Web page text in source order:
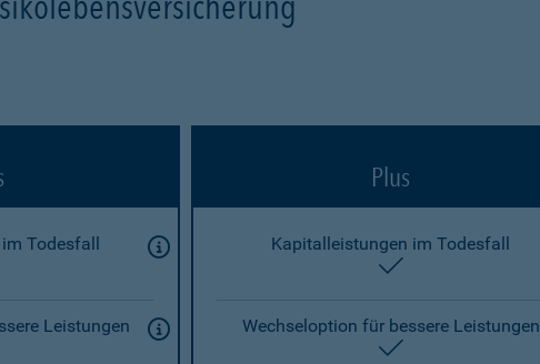
Plus
Todesfall
Kapitalleistungen im Todesfall
enthalten
Leistungen
Wechseloption für bessere Leistungen
enthalten